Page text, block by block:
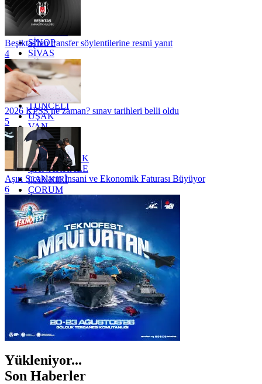
RİZE
SAKARYA
SİNOP
SİVAS
SİİRT
TEKİRDAĞ
TOKAT
TRABZON
TUNCELİ
UŞAK
VAN
YALOVA
YOZGAT
ZONGULDAK
ÇANAKKALE
ÇANKIRI
ÇORUM
İSTANBUL
İZMİR
ŞANLIURFA
ŞIRNAK
Beşiktaş'tan transfer söylentilerine resmi yanıt
4
2026 KPSS ne zaman? sınav tarihleri belli oldu
5
Aşırı Sıcakların İnsani ve Ekonomik Faturası Büyüyor
6
Yükleniyor...
Son Haberler